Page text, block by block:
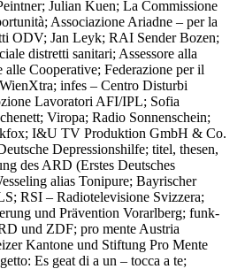
Julian Kuen; La Commissione
Associazione Ariadne – per la
ODV; Jan Leyk; RAI Sender Bozen;
distretti sanitari; Assessore alla
alle Cooperative; Federazione per il
infes – Centro Disturbi
Lavoratori AFI/IPL; Sofia
Viropa; Radio Sonnenschein;
I&U TV Produktion GmbH & Co.
Depressionshilfe; titel, thesen,
des ARD (Erstes Deutsches
alias Tonipure; Bayrischer
RSI – Radiotelevisione Svizzera;
und Prävention Vorarlberg; funk-
und ZDF; pro mente Austria
Kantone und Stiftung Pro Mente
Es geat di a un – tocca a te;